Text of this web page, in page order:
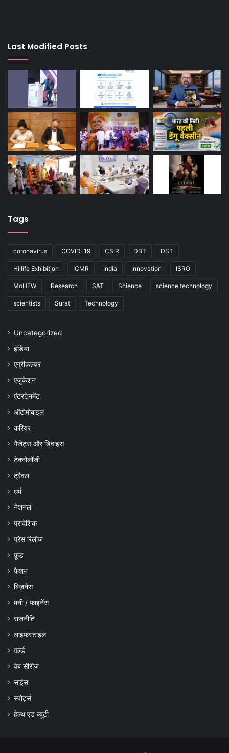
Last Modified Posts
Tags
coronavirus COVID-19 CSIR DBT DST
Hi life Exhibition ICMR India Innovation ISRO
MoHFW Research S&T Science science technology
scientists Surat Technology
Uncategorized
इंडिया
एग्रीकल्चर
एजुकेशन
एंटरटेनमेंट
ऑटोमोबाइल
करियर
गैजेट्स और डिवाइस
टेक्नोलॉजी
ट्रैवल
धर्म
नेशनल
प्रादेशिक
प्रेस रिलीज़
फ़ूड
फैशन
बिज़नेस
मनी / फाइनेंस
राजनीति
लाइफस्टाइल
वर्ल्ड
वेब सीरीज
साइंस
स्पोर्ट्स
हेल्थ एंड ब्यूटी